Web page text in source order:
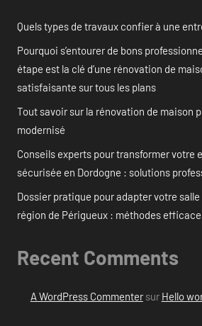
Quels types de travaux confier à une
Pourquoi s’entourer de bons
étape est la clé d’une rénovation de
satisfaisante sur tous les plans
Tout savoir sur la rénovation de maison
modernisé
Conseils experts pour transformer votre
sécurisée en Dordogne : solutions
Dossier pratique pour adapter votre salle
région de Périgueux : méthodes
Recent Comments
A WordPress Commentersur Hello